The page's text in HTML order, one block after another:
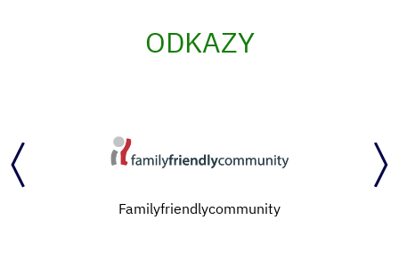
ODKAZY
Familyfriendlycommunity